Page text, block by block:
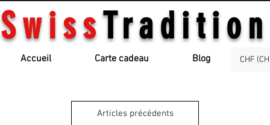
SwissTradition
Accueil Carte cadeau Blog CHF
Articles précédents